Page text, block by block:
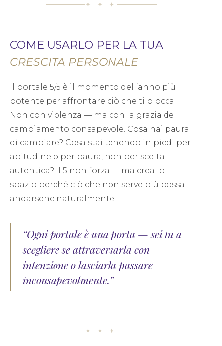
✦ ✦ ✦
COME USARLO PER LA TUA
CRESCITA PERSONALE
Il portale 5/5 è il momento dell’anno più
potente per affrontare ciò che ti blocca.
Non con violenza — ma con la grazia del
cambiamento consapevole. Cosa hai paura
di cambiare? Cosa stai tenendo in piedi per
abitudine o per paura, non per scelta
autentica? Il 5 non forza — ma crea lo
spazio perché ciò che non serve più possa
andarsene naturalmente.
“Ogni portale è una porta — sei tu a
scegliere se attraversarla con
intenzione o lasciarla passare
inconsapevolmente.”
✦ ✦ ✦